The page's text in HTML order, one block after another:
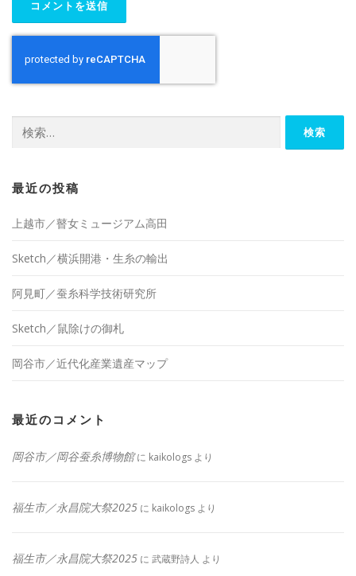
索:
最近の投稿
上越市／瞽女ミュージアム高田
Sketch／横浜開港・生糸の輸出
阿見町／蚕糸科学技術研究所
Sketch／鼠除けの御札
岡谷市／近代化産業遺産マップ
最近のコメント
岡谷市／岡谷蚕糸博物館に kaikologs より
福生市／永昌院大祭2025 に kaikologs より
福生市／永昌院大祭2025 に 武蔵野詩人 より